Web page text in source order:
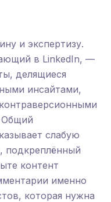
и экспертизу.
в LinkedIn, —
делящиеся
инсайтами,
Общий
слабую
подкреплённый
контент
именно
которая нужна